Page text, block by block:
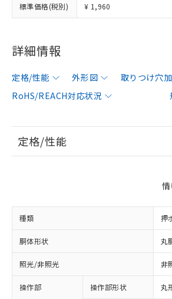
標準価格(税別) ¥ 1,960
詳細情報
定格/性能 外形図 取りつけ穴
RoHS/REACH対応状況
定格/性能
種類 押
胴体形状 丸
照光/非照光 非
操作部 操作部形状 丸